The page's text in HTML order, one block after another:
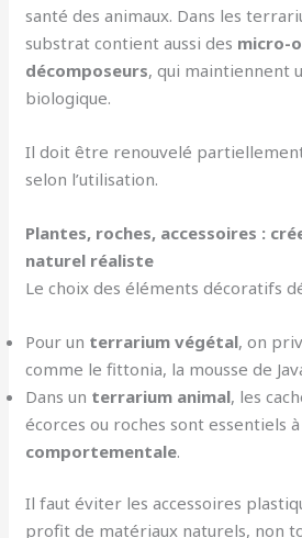
santé des animaux. Dans les
substrat contient aussi des micro-
décomposeurs, qui maintiennent
biologique.
Il doit être renouvelé
selon l’utilisation.
Plantes, roches, accessoires :
naturel réaliste
Le choix des éléments décoratifs
Pour un terrarium végétal, on
comme le fittonia, la mousse de
Dans un terrarium animal, les
écorces ou roches sont essentiels à
comportementale.
Il faut éviter les accessoires
profit de matériaux naturels, non